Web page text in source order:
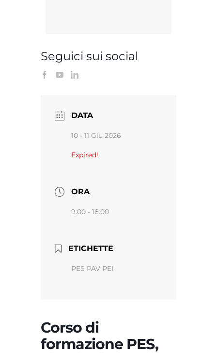
Seguici sui social
DATA
10 - 11 Giu 2026
Expired!
ORA
9:00 - 18:00
ETICHETTE
PES PAV PEI
Corso di
formazione PES,